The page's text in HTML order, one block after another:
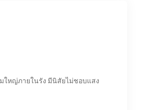
ใหญ่ภายในรัง มีนิสัยไม่ชอบแสง